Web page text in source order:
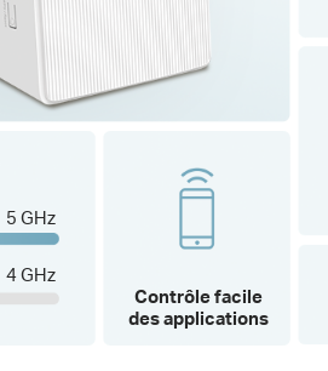
Contrôlefacile
des applications
5 GHz
4 GHz